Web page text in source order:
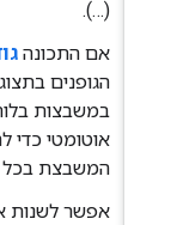
אם התכונהגודל
הגופנים
במשבצות בלוח
המשבצת בכל גודל
אפשר לשנות את